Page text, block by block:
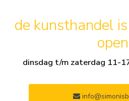
de kunsthandel
open
dinsdag t/m zaterdag 11-